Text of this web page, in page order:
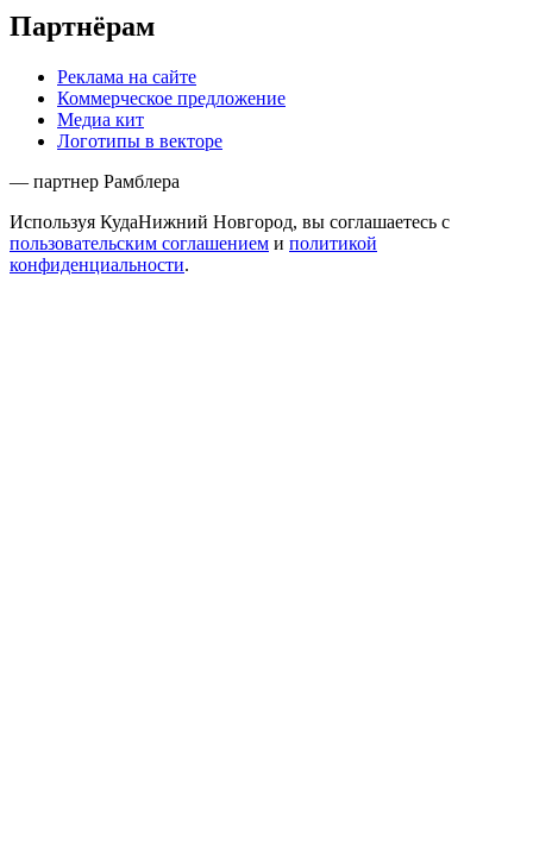
Партнёрам
Реклама на сайте
Коммерческое предложение
Медиа кит
Логотипы в векторе
— партнер Рамблера
Используя КудаНижний Новгород, вы соглашаетесь с
пользовательским соглашением и политикой
конфиденциальности.